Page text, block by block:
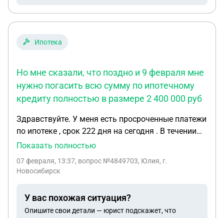
Ипотека
Но мне сказали, что поздно и 9 февраля мне
нужно погасить всю сумму по ипотечному
кредиту полностью в размере 2 400 000 руб
Здравствуйте. У меня есть просроченные платежи
по ипотеке , срок 222 дня на сегодня . В течении
этого времени я вносила разные суммы , но не
банка, чтобы узнать, сумму просроченной
ипотечному кредиту полностью в размере 2 400
000 руб. Мне сообщили , что ранее , 2 сентября
Показать полностью
07 февраля, 13:37, вопрос №4849703, Юлия, г.
Новосибирск
У вас похожая ситуация?
Опишите свои детали — юрист подскажет, что